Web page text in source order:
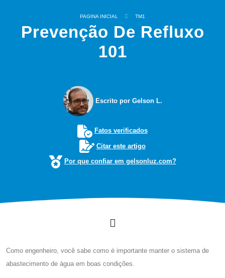
PAGINA INICIAL TM1
Prevenção De Refluxo
101
Escrito por Gelson L.
Fatos verificados
Citar este artigo
Por que confiar em gelsonluz.com?
Como engenheiro, você sabe como é importante manter o sistema de
abastecimento de água em boas condições.